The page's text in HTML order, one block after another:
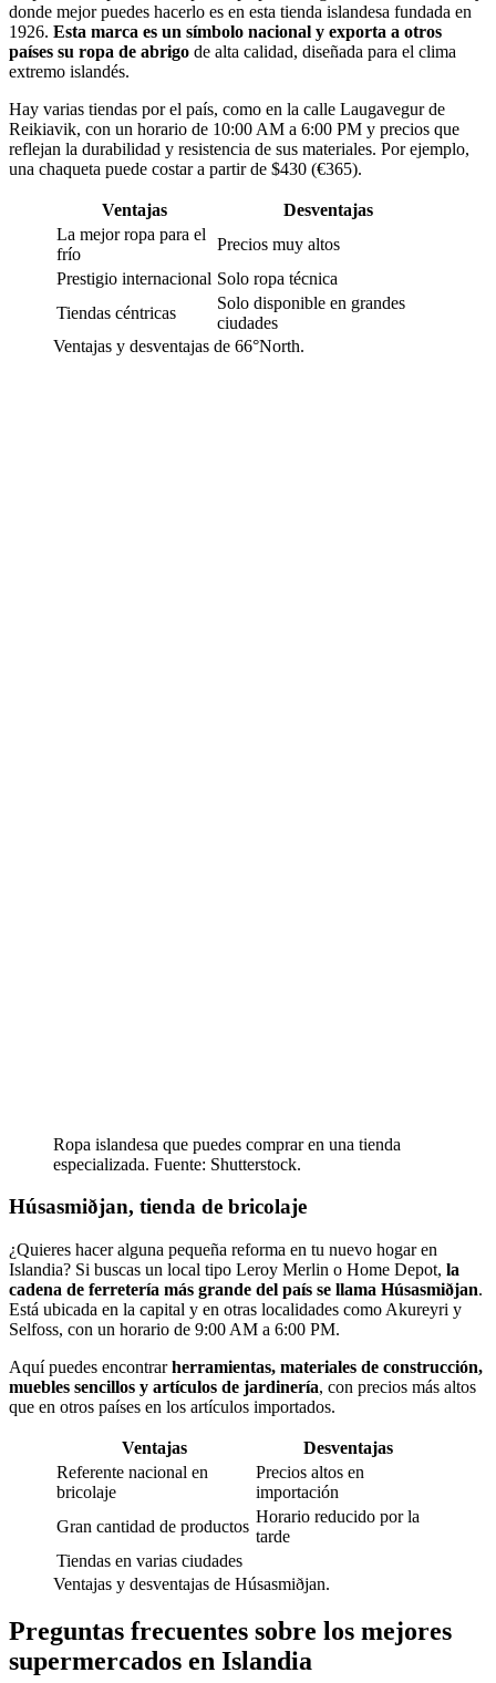
donde mejor puedes hacerlo es en esta tienda islandesa fundada en
1926. Esta marca es un símbolo nacional y exporta a otros
países su ropa de abrigo de alta calidad, diseñada para el clima
extremo islandés.
Hay varias tiendas por el país, como en la calle Laugavegur de
Reikiavik, con un horario de 10:00 AM a 6:00 PM y precios que
reflejan la durabilidad y resistencia de sus materiales. Por ejemplo,
una chaqueta puede costar a partir de $430 (€365).
Ventajas
Desventajas
La mejor ropa para el
frío
Precios muy altos
Prestigio internacional Solo ropa técnica
Tiendas céntricas
Solo disponible en grandes
ciudades
Ventajas y desventajas de 66°North.
Ropa islandesa que puedes comprar en una tienda
especializada. Fuente: Shutterstock.
Húsasmiðjan, tienda de bricolaje
¿Quieres hacer alguna pequeña reforma en tu nuevo hogar en
Islandia? Si buscas un local tipo Leroy Merlin o Home Depot, la
cadena de ferretería más grande del país se llama Húsasmiðjan.
Está ubicada en la capital y en otras localidades como Akureyri y
Selfoss, con un horario de 9:00 AM a 6:00 PM.
Aquí puedes encontrarherramientas, materiales de construcción,
muebles sencillos y artículos de jardinería, con precios más altos
que en otros países en los artículos importados.
Ventajas
Desventajas
Referente nacional en
bricolaje
Precios altos en
importación
Gran cantidad de productos
Horario reducido por la
tarde
Tiendas en varias ciudades
Ventajas y desventajas de Húsasmiðjan.
Preguntas frecuentes sobre los mejores
supermercados en Islandia